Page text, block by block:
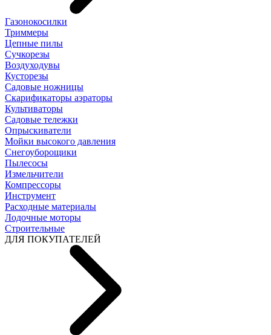
Газонокосилки
Триммеры
Цепные пилы
Cучкорезы
Воздуходувы
Кусторезы
Садовые ножницы
Скарификаторы аэраторы
Культиваторы
Садовые тележки
Опрыскиватели
Мойки высокого давления
Снегоуборощики
Пылесосы
Измельчители
Компрессоры
Инструмент
Расходные материалы
Лодочные моторы
Строительные
ДЛЯ ПОКУПАТЕЛЕЙ